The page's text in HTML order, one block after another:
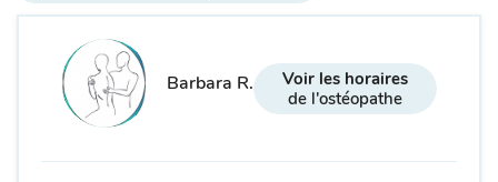
Barbara R.
Voir les horaires
de l'ostéopathe